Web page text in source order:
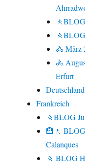
🚴 März
🚴
Erfurt
Frankreich
🚶BLOG
🏨🚶
Calanques
🚶 BLOG